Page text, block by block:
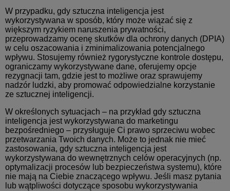
W przypadku, gdy sztuczna inteligencja jest
wykorzystywana w sposób, który może wiązać się z
większym ryzykiem naruszenia prywatności,
przeprowadzamy ocenę skutków dla ochrony danych (DPIA)
w celu oszacowania i zminimalizowania potencjalnego
wpływu. Stosujemy również rygorystyczne kontrole dostępu,
ograniczamy wykorzystywane dane, oferujemy opcje
rezygnacji tam, gdzie jest to możliwe oraz sprawujemy
nadzór ludzki, aby promować odpowiedzialne korzystanie
ze sztucznej inteligencji.
W określonych sytuacjach – na przykład gdy sztuczna
inteligencja jest wykorzystywana do marketingu
bezpośredniego – przysługuje Ci prawo sprzeciwu wobec
przetwarzania Twoich danych. Może to jednak nie mieć
zastosowania, gdy sztuczna inteligencja jest
wykorzystywana do wewnętrznych celów operacyjnych (np.
optymalizacji procesów lub bezpieczeństwa systemu), które
nie mają na Ciebie znaczącego wpływu. Jeśli masz pytania
lub wątpliwości dotyczące sposobu wykorzystywania